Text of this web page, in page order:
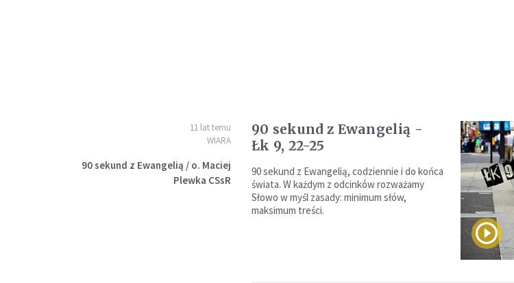
11 lat temu
WIARA
90 sekund z Ewangelią / o. Maciej
Plewka CSsR
90 sekund z Ewangelią -
Łk 9, 22-25
90 sekund z Ewangelią, codziennie i do końca
świata. W każdym z odcinków rozważamy
Słowo w myśl zasady: minimum słów,
maksimum treści.